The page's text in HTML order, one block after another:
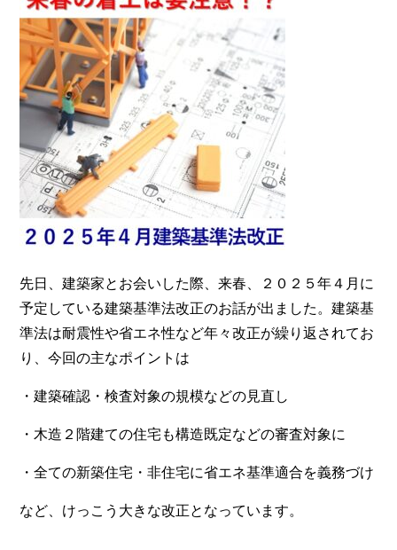
先日、建築家とお会いした際、来春、２０２５年４月に
予定している建築基準法改正のお話が出ました。建築基
準法は耐震性や省エネ性など年々改正が繰り返されてお
り、今回の主なポイントは
・建築確認・検査対象の規模などの見直し
・木造２階建ての住宅も構造既定などの審査対象に
・全ての新築住宅・非住宅に省エネ基準適合を義務づけ
など、けっこう大きな改正となっています。